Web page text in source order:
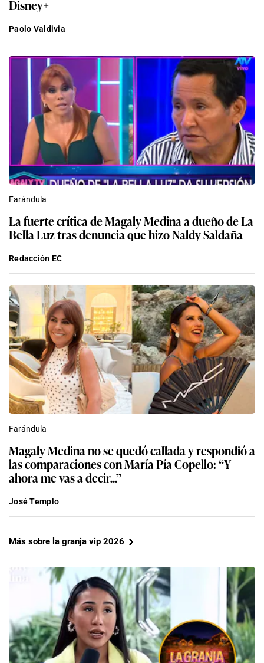
Disney+
Paolo Valdivia
Farándula
La fuerte crítica de Magaly Medina a dueño de La
Bella Luz tras denuncia que hizo Naldy Saldaña
Redacción EC
Farándula
Magaly Medina no se quedó callada y respondió a
las comparaciones con María Pía Copello: “Y
ahora me vas a decir...”
José Templo
Más sobre la granja vip 2026